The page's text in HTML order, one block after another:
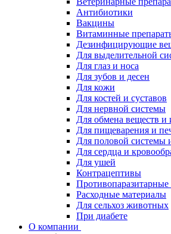
Антибиотики
Вакцины
Витаминные
Дезинфицирующие
Для выделительной
Для глаз и носа
Для зубов и десен
Для кожи
Для костей и суставов
Для нервной системы
Для обмена веществ и
Для пищеварения и
Для половой системы
Для сердца и
Для ушей
Контрацептивы
Противопаразитарные
Расходные материалы
Для сельхоз животных
При диабете
О компании